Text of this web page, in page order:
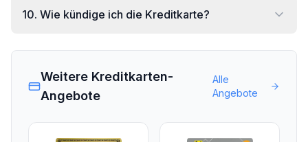
10. Wie kündige ich die Kreditkarte?
Weitere Kreditkarten-
Angebote
Alle
Angebote